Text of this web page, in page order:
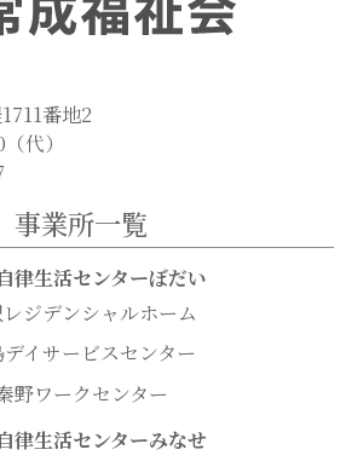
番地2
代）
事業所一覧
律生活センターぼだい
ジデンシャルホーム
イサービスセンター
野ワークセンター
律生活センターみなせ